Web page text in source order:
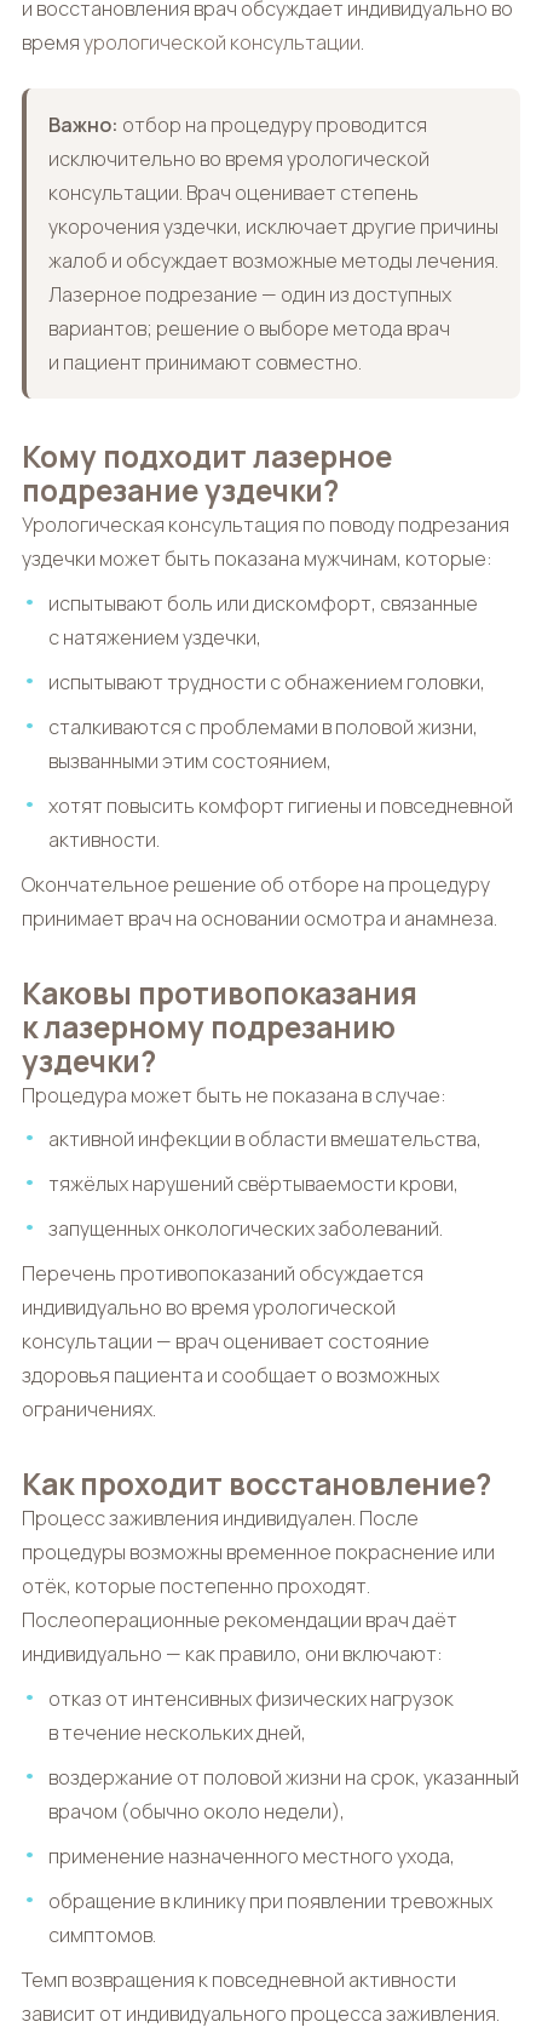
и восстановления врач обсуждает индивидуально во
времяурологической консультации.
Важно: отбор на процедуру проводится
исключительно во время урологической
консультации. Врач оценивает степень
укорочения уздечки, исключает другие причины
жалоб и обсуждает возможные методы лечения.
Лазерное подрезание — один из доступных
вариантов; решение о выборе метода врач
и пациент принимают совместно.
Кому подходит лазерное
подрезание уздечки?
Урологическая консультация по поводу подрезания
уздечки может быть показана мужчинам, которые:
испытывают боль или дискомфорт, связанные
с натяжением уздечки,
испытывают трудности с обнажением головки,
сталкиваются с проблемами в половой жизни,
вызванными этим состоянием,
хотят повысить комфорт гигиены и повседневной
активности.
Окончательное решение об отборе на процедуру
принимает врач на основании осмотра и анамнеза.
Каковы противопоказания
к лазерному подрезанию
уздечки?
Процедура может быть не показана в случае:
активной инфекции в области вмешательства,
тяжёлых нарушений свёртываемости крови,
запущенных онкологических заболеваний.
Перечень противопоказаний обсуждается
индивидуально во время урологической
консультации — врач оценивает состояние
здоровья пациента и сообщает о возможных
ограничениях.
Как проходит восстановление?
Процесс заживления индивидуален. После
процедуры возможны временное покраснение или
отёк, которые постепенно проходят.
Послеоперационные рекомендации врач даёт
индивидуально — как правило, они включают:
отказ от интенсивных физических нагрузок
в течение нескольких дней,
воздержание от половой жизни на срок, указанный
врачом (обычно около недели),
применение назначенного местного ухода,
обращение в клинику при появлении тревожных
симптомов.
Темп возвращения к повседневной активности
зависит от индивидуального процесса заживления.